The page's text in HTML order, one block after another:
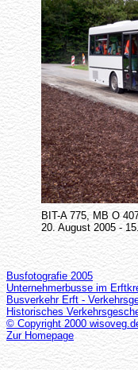
BIT-A 775, MB O
20. August 2005 -
Busfotografie 2005
Unternehmerbusse im
Busverkehr Erft -
Historisches
© Copyright 2000
Zur Homepage